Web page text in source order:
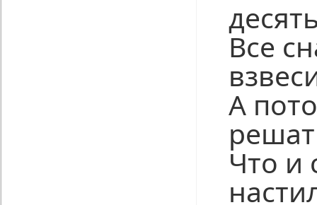
Все
А
Что и